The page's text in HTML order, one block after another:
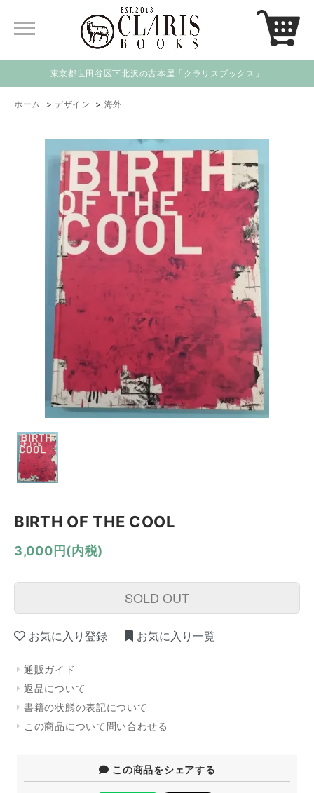
東京都世田谷区下北沢の古本屋「クラリスブックス」
ホーム > デザイン > 海外
BIRTH OF THE COOL
3,000円(内税)
SOLD OUT
お気に入り登録 お気に入り一覧
通販ガイド
返品について
書籍の状態の表記について
この商品について問い合わせる
この商品をシェアする